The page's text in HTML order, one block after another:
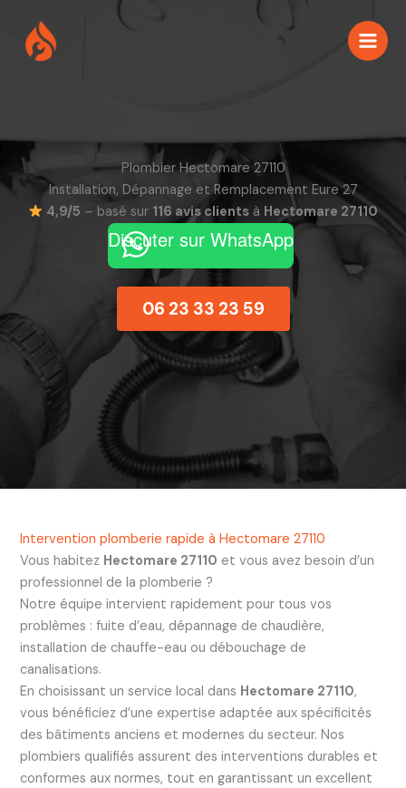
contenu
Plombier Hectomare 27110
Installation, Dépannage et Remplacement Eure 27
4,9/5 – basé sur 116 avis clients à Hectomare 27110
Discuter sur WhatsApp
06 23 33 23 59
Intervention plomberie rapide à Hectomare 27110
Vous habitez Hectomare 27110 et vous avez besoin d’un
professionnel de la plomberie ?
Notre équipe intervient rapidement pour tous vos
problèmes : fuite d’eau, dépannage de chaudière,
installation de chauffe-eau ou débouchage de
canalisations.
En choisissant un service local dans Hectomare 27110,
vous bénéficiez d’une expertise adaptée aux spécificités
des bâtiments anciens et modernes du secteur. Nos
plombiers qualifiés assurent des interventions durables et
conformes aux normes, tout en garantissant un excellent